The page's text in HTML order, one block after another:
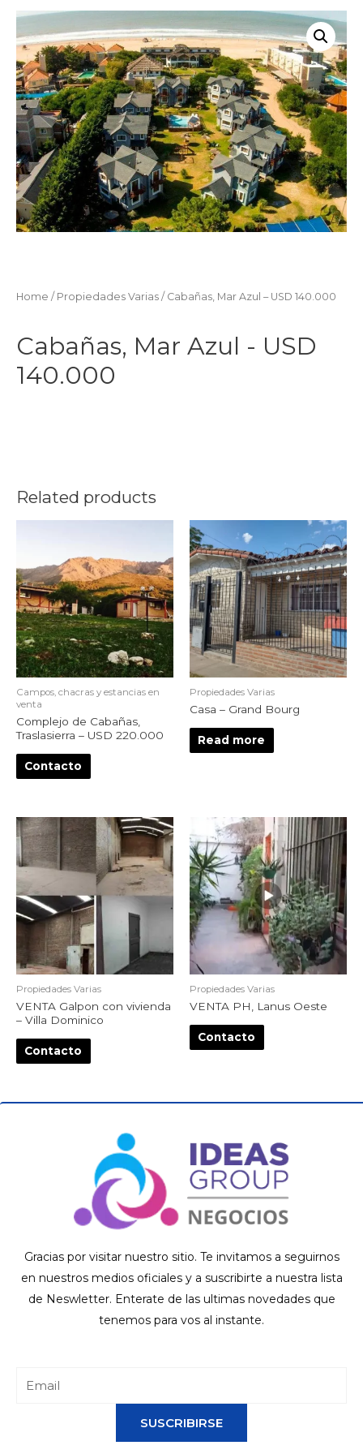
Home / Propiedades Varias / Cabañas, Mar Azul – USD 140.000
Cabañas, Mar Azul - USD
140.000
Related products
Campos, chacras y estancias en
venta
Complejo de Cabañas,
Traslasierra – USD 220.000
Contacto
Propiedades Varias
Casa – Grand Bourg
Read more
Propiedades Varias
VENTA Galpon con vivienda
– Villa Dominico
Contacto
Propiedades Varias
VENTA PH, Lanus Oeste
Contacto
Gracias por visitar nuestro sitio. Te invitamos a seguirnos
en nuestros medios oficiales y a suscribirte a nuestra lista
de Neswletter. Enterate de las ultimas novedades que
tenemos para vos al instante.
SUSCRIBIRSE